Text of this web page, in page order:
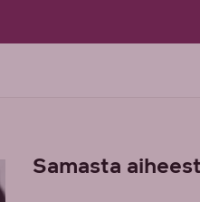
Samasta